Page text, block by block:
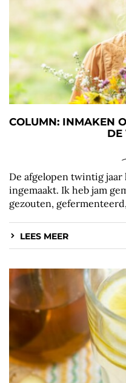
COLUMN: INMAKEN
DE
De afgelopen twintig
ingemaakt. Ik heb jam
gezouten,
LEES MEER